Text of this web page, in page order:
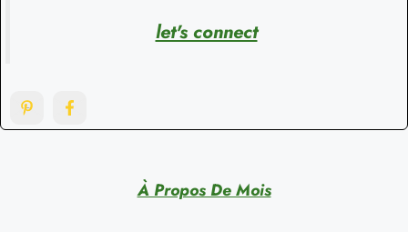
let's connect
À Propos De Mois